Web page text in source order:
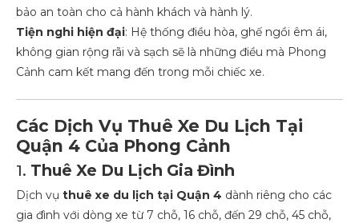
bảo an toàn cho cả hành khách và hành lý.
Tiện nghi hiện đại: Hệ thống điều hòa, ghế ngồi êm ái,
không gian rộng rãi và sạch sẽ là những điều mà Phong
Cảnh cam kết mang đến trong mỗi chiếc xe.
Các Dịch Vụ Thuê Xe Du Lịch Tại
Quận 4 Của Phong Cảnh
1. Thuê Xe Du Lịch Gia Đình
Dịch vụ thuê xe du lịch tại Quận 4 dành riêng cho các
gia đình với dòng xe từ 7 chỗ, 16 chỗ, đến 29 chỗ, 45 chỗ,